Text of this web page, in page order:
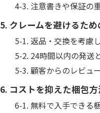
4-3. 注意書きや保証の
5. クレームを避けるた
5-1. 返品・交換を考慮
5-2. 24時間以内の発送
5-3. 顧客からのレビュ
6. コストを抑えた梱包方
6-1. 無料で入手できる